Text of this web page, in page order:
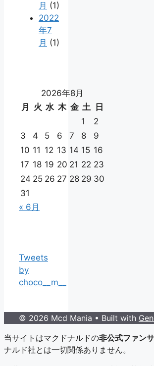
月 (1)
2022
年7
月 (1)
2026年8月
月
火 水 木 金 土
日
1
2
3
4 5 6 7 8
9
10 11 12 13 14 15 16
17 18 19 20 21 22 23
24 25 26 27 28 29 30
31
« 6月
Tweets
by
choco__m__
© 2026 Mcd Mania • Built with
当サイトはマクドナルドの非公式ファン
ナルド社とは一切関係ありません。